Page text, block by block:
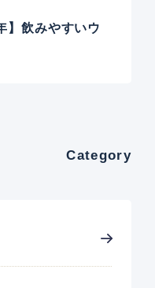
】飲みやすいウ
Category